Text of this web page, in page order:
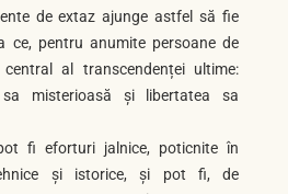
de extaz ajunge astfel să fie
ce, pentru anumite persoane de
al transcendenței ultime:
misterioasă și libertatea sa
fi eforturi jalnice, poticnite în
și istorice, și pot fi, de